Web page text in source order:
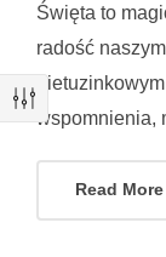
Święta to
radość
wspomnienia,
Read More